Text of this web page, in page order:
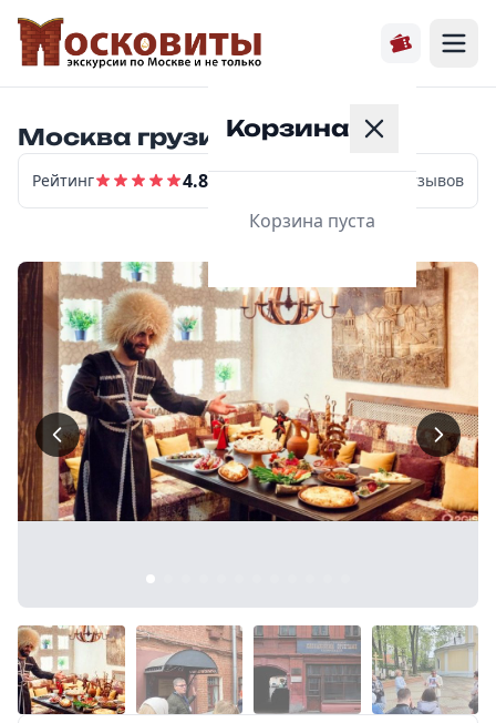
Главная
Расписание
Экскурсии
О нас
Контакты
Корзина
Корзина пуста
Москва грузинская
Рейтинг 4.8 отзывов